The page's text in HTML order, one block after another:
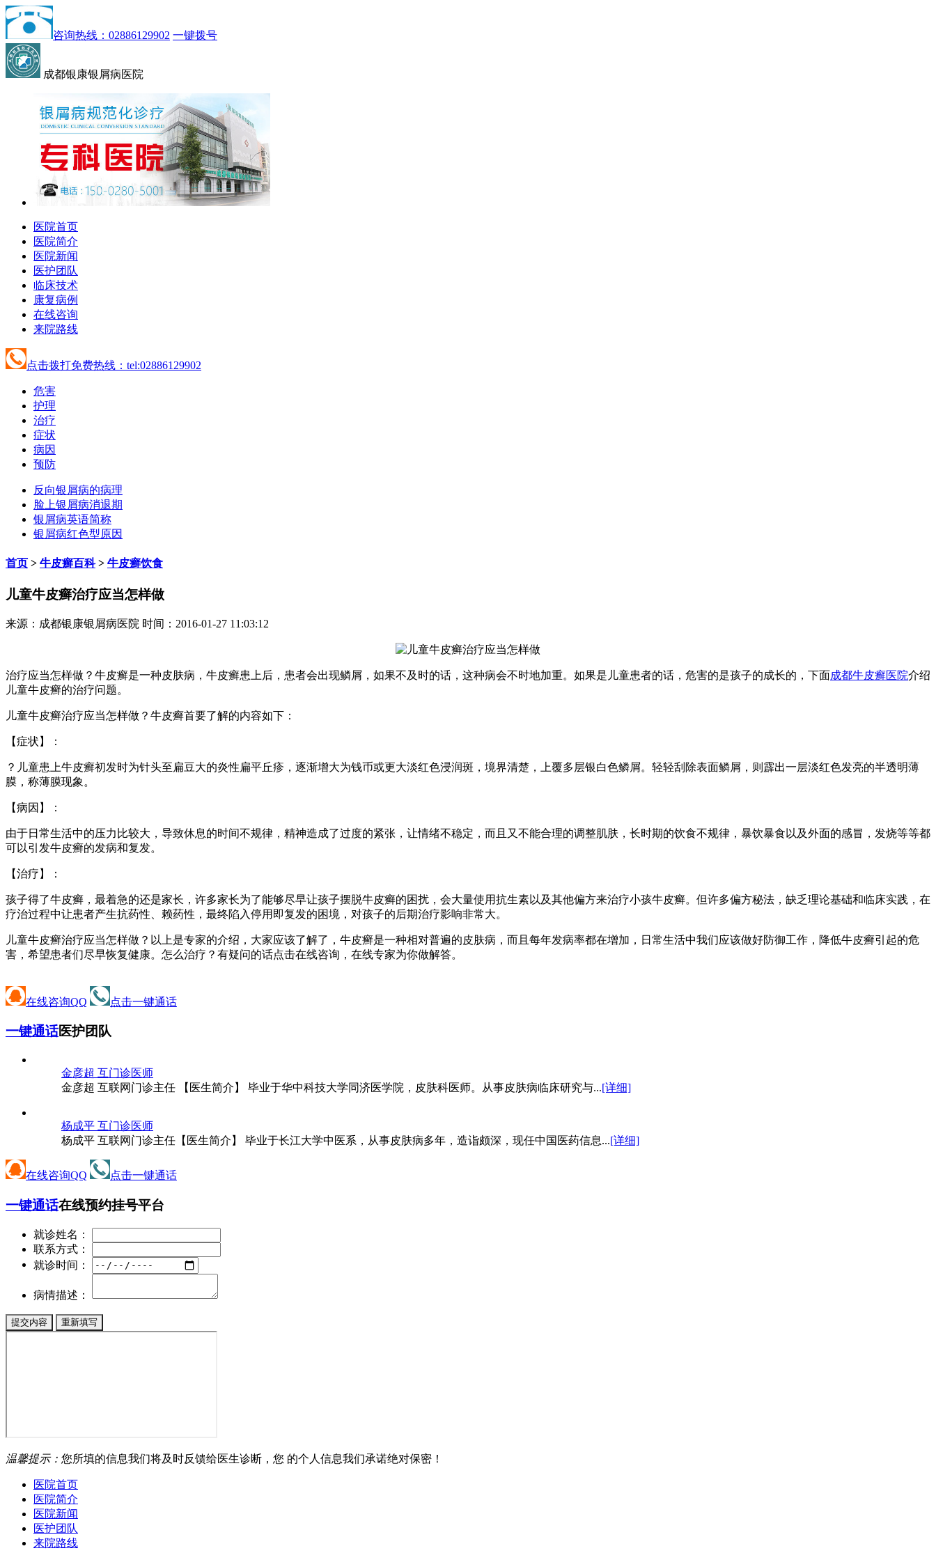
咨询热线：02886129902 一键拨号
成都银康银屑病医院
医院首页
医院简介
医院新闻
医护团队
临床技术
康复病例
在线咨询
来院路线
点击拨打免费热线：tel:02886129902
危害
护理
治疗
症状
病因
预防
反向银屑病的病理
脸上银屑病消退期
银屑病英语简称
银屑病红色型原因
首页 > 牛皮癣百科> 牛皮癣饮食
儿童牛皮癣治疗应当怎样做
来源：成都银康银屑病医院 时间：2016-01-27 11:03:12
治疗应当怎样做？牛皮癣是一种皮肤病，牛皮癣患上后，患者会出现鳞屑，如果不及时的话，这种病会不时地加重。如果是儿童患者的话，危害的是孩子的成长的，下面成都牛皮癣医院介绍
儿童牛皮癣的治疗问题。
儿童牛皮癣治疗应当怎样做？牛皮癣首要了解的内容如下：
【症状】：
？儿童患上牛皮癣初发时为针头至扁豆大的炎性扁平丘疹，逐渐增大为钱币或更大淡红色浸润斑，境界清楚，上覆多层银白色鳞屑。轻轻刮除表面鳞屑，则霹出一层淡红色发亮的半透明薄
膜，称薄膜现象。
【病因】：
由于日常生活中的压力比较大，导致休息的时间不规律，精神造成了过度的紧张，让情绪不稳定，而且又不能合理的调整肌肤，长时期的饮食不规律，暴饮暴食以及外面的感冒，发烧等等都
可以引发牛皮癣的发病和复发。
【治疗】：
孩子得了牛皮癣，最着急的还是家长，许多家长为了能够尽早让孩子摆脱牛皮癣的困扰，会大量使用抗生素以及其他偏方来治疗小孩牛皮癣。但许多偏方秘法，缺乏理论基础和临床实践，在
疗治过程中让患者产生抗药性、赖药性，最终陷入停用即复发的困境，对孩子的后期治疗影响非常大。
儿童牛皮癣治疗应当怎样做？以上是专家的介绍，大家应该了解了，牛皮癣是一种相对普遍的皮肤病，而且每年发病率都在增加，日常生活中我们应该做好防御工作，降低牛皮癣引起的危
害，希望患者们尽早恢复健康。怎么治疗？有疑问的话点击在线咨询，在线专家为你做解答。
在线咨询QQ 点击一键通话
一键通话医护团队
金彦超 互门诊医师
金彦超 互联网门诊主任 【医生简介】 毕业于华中科技大学同济医学院，皮肤科医师。从事皮肤病临床研究与...[详细]
杨成平 互门诊医师
杨成平 互联网门诊主任【医生简介】 毕业于长江大学中医系，从事皮肤病多年，造诣颇深，现任中国医药信息...[详细]
在线咨询QQ 点击一键通话
一键通话在线预约挂号平台
就诊姓名：
联系方式：
就诊时间：
病情描述：
温馨提示： 您所填的信息我们将及时反馈给医生诊断，您 的个人信息我们承诺绝对保密！
医院首页
医院简介
医院新闻
医护团队
来院路线